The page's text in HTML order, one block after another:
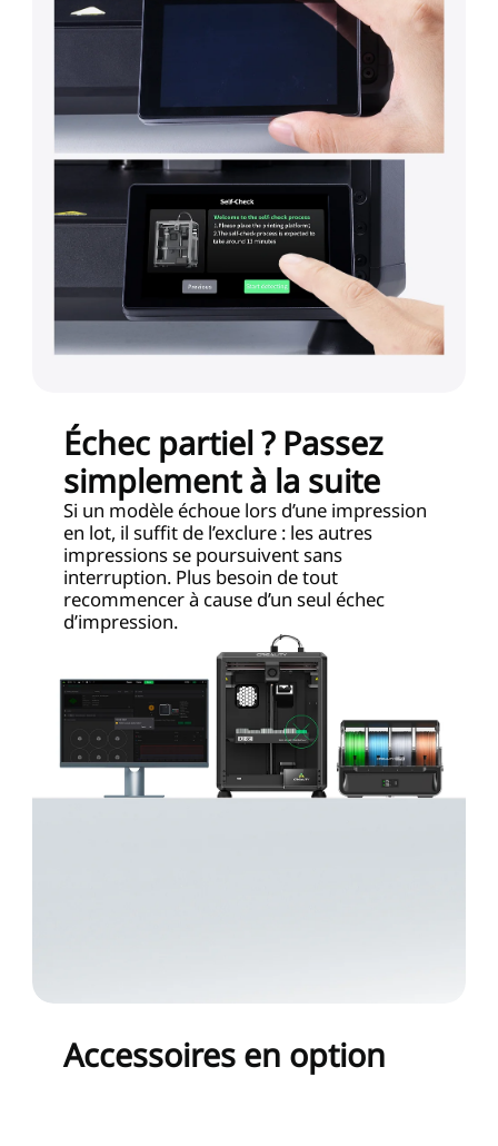
Échec partiel ? Passez
simplement à la suite
Si un modèle échoue lors d’une impression
en lot, il suffit de l’exclure : les autres
impressions se poursuivent sans
interruption. Plus besoin de tout
recommencer à cause d’un seul échec
d’impression.
Accessoires en option